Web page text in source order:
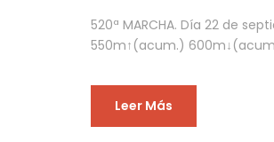
520ª MARCHA. Día 22 de
550m↑(acum.)
Leer Más